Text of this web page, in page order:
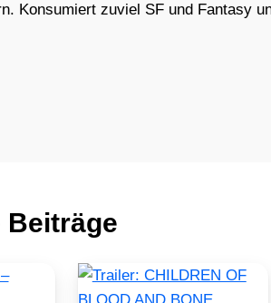
Konsumiert zuviel SF und Fantasy
Beiträge